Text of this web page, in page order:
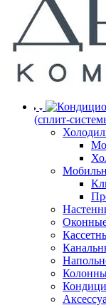
(сплит-